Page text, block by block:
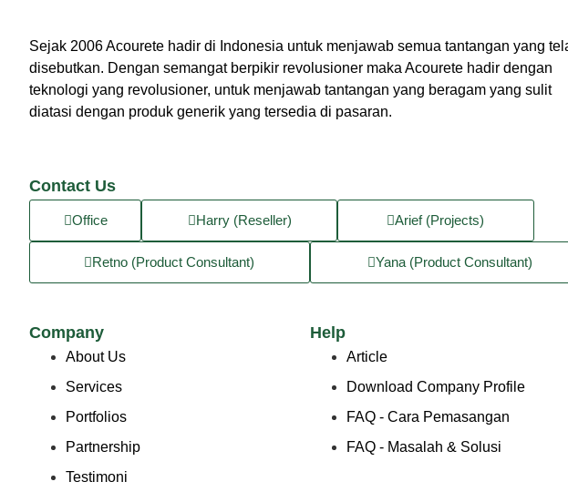
Sejak 2006 Acourete hadir di Indonesia untuk menjawab semua tantangan yang
disebutkan. Dengan semangat berpikir revolusioner maka Acourete hadir dengan
teknologi yang revolusioner, untuk menjawab tantangan yang beragam yang sulit
diatasi dengan produk generik yang tersedia di pasaran.
Contact Us
Office Harry (Reseller) Arief (Projects)
Retno (Product Consultant) Yana (Product Consultant)
Company
About Us
Services
Portfolios
Partnership
Testimoni
Help
Article
Download Company Profile
FAQ - Cara Pemasangan
FAQ - Masalah & Solusi